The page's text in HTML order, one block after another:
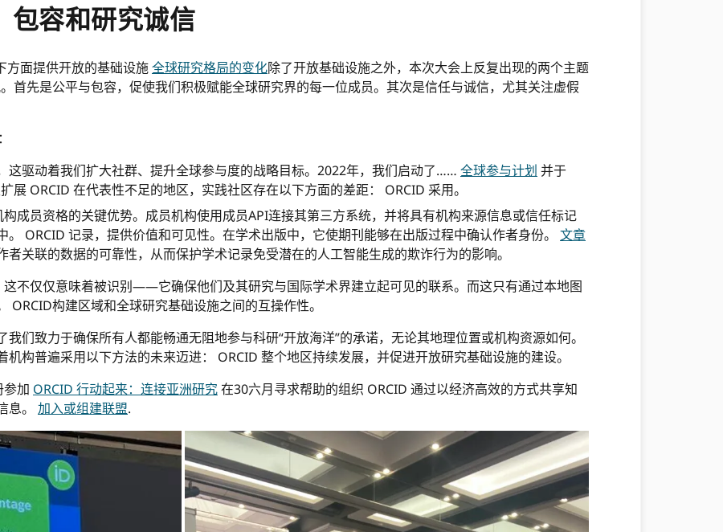
包容和研究诚信
方面提供开放的基础设施全球研究格局的变化除了开放基础设施之外，本次大会上反复出现的两个主题
首先是公平与包容，促使我们积极赋能全球研究界的每一位成员。其次是信任与诚信，尤其关注虚假
这驱动着我们扩大社群、提升全球参与度的战略目标。2022年，我们启动了…… 全球参与计划 并于
展 ORCID 在代表性不足的地区，实践社区存在以下方面的差距： ORCID 采用。
成员资格的关键优势。成员机构使用成员API连接其第三方系统，并将具有机构来源信息或信任标记
ORCID 记录，提供价值和可见性。在学术出版中，它使期刊能够在出版过程中确认作者身份。 文章
者关联的数据的可靠性，从而保护学术记录免受潜在的人工智能生成的欺诈行为的影响。
这不仅仅意味着被识别——它确保他们及其研究与国际学术界建立起可见的联系。而这只有通过本地图
ORCID构建区域和全球研究基础设施之间的互操作性。
们致力于确保所有人都能畅通无阻地参与科研“开放海洋”的承诺，无论其地理位置或机构资源如何。
构普遍采用以下方法的未来迈进： ORCID 整个地区持续发展，并促进开放研究基础设施的建设。
参加 ORCID 行动起来：连接亚洲研究在30六月寻求帮助的组织 ORCID 通过以经济高效的方式共享知
息。 加入或组建联盟.